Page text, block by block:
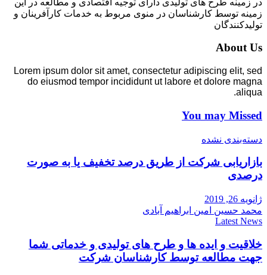
زمینه توسط کارشناسان در منوی مربوط به خدمات کارآفرینان و
تولیدکنندگان
About Us
Lorem ipsum dolor sit amet, consectetur adipiscing elit, sed
do eiusmod tempor incididunt ut labore et dolore magna
aliqua.
You may Missed
دسته‌بندی نشده
بازاریابی شرکت از طریق درصد تخفیف یا به صورت
درصدی
ژانویه 26, 2019
محمد حسین امین ابراهیم آبادی
Latest News
خلاقیت و ایده ها و طرح های تولیدی و خدماتی شما
جهت مطالعه توسط کارشناسان شرکت